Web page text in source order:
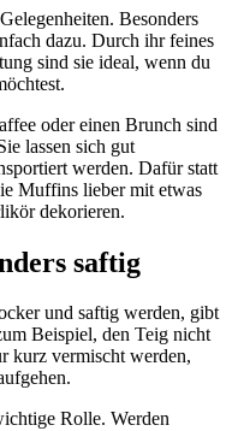
Besonders
dazu. Durch ihr feines
sind sie ideal, wenn du
oder einen Brunch sind
lassen sich gut
werden. Dafür statt
Muffins lieber mit etwas
dekorieren.
saftig
und saftig werden, gibt
Beispiel, den Teig nicht
kurz vermischt werden,
Rolle. Werden